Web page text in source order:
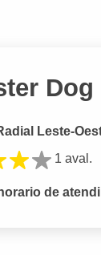
Leste-
1 aval.
de